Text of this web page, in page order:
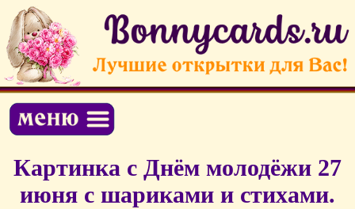
Картинка с Днём молодёжи 27
июня с шариками и стихами.